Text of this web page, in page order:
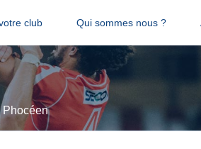
club Qui sommes nous ?
Phocéen